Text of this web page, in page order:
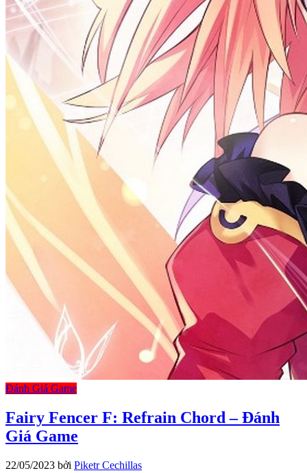
Đánh Giá Game
Fairy Fencer F: Refrain Chord – Đánh
Giá Game
22/05/2023 bởi Piketr Cechillas